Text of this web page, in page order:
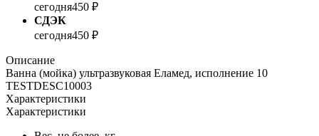
сегодня450 ₽
СДЭК
сегодня450 ₽
Описание
Ванна (мойка) ультразвуковая Еламед, исполнение 10
TESTDESC10003
Характеристики
Характеристики